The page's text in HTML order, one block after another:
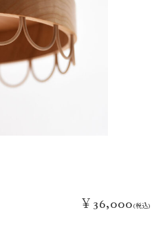
￥36,000(税込)